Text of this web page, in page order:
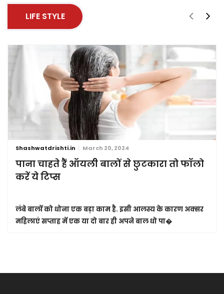
LIFE STYLE
Shashwatdrishti.in March 20, 2024
पाना चाहते हैं ऑयली बालों से छुटकारा तो फॉलो
करें ये टिप्स
लंबे बालों को धोना एक बड़ा काम है. इसी आलस्य के कारण अक्सर
महिलाएं सप्ताह में एक या दो बार ही अपने बाल धो पा�